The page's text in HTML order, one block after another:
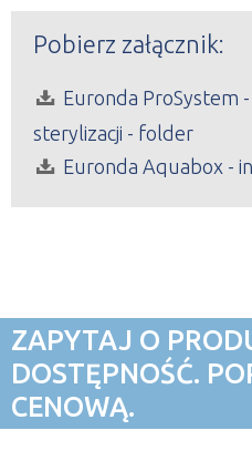
Pobierz załącznik:
Euronda ProSystem
sterylizacji - folder
Euronda Aquabox -
ZAPYTAJ O
DOSTĘPNOŚĆ.
CENOWĄ.